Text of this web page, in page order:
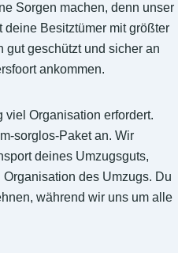
Sorgen machen, denn unser
Besitztümer mit größter
gut geschützt und sicher an
ankommen.
viel Organisation erfordert.
sorglos-Paket an. Wir
deines Umzugsguts,
des Umzugs. Du
während wir uns um alle